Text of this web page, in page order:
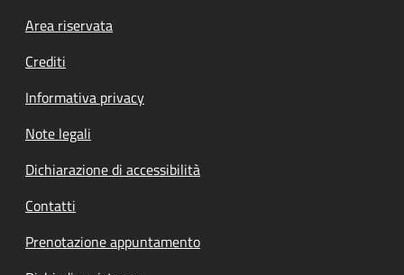
Footer menu
Area riservata
Crediti
Informativa privacy
Note legali
Dichiarazione di accessibilità
Contatti
Prenotazione appuntamento